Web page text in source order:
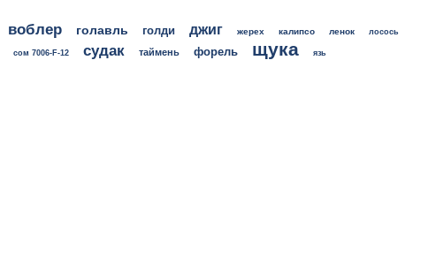
воблер голавль голди джиг жерех калипсо ленок лосось
сом 7006-F-12 судак таймень форель щука язь